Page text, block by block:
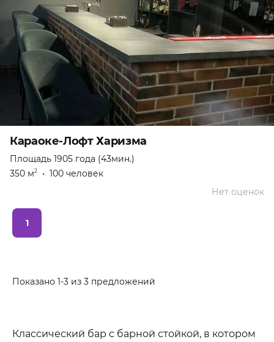
Караоке-Лофт Харизма
Площадь 1905 года (43мин.)
350 м2 • 100 человек
Нет оценок
1
Показано 1-3 из 3 предложений
Классический бар с барной стойкой, в котором